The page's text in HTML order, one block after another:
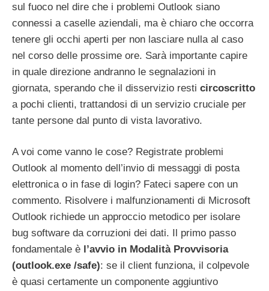
sul fuoco nel dire che i problemi Outlook siano
connessi a caselle aziendali, ma è chiaro che occorra
tenere gli occhi aperti per non lasciare nulla al caso
nel corso delle prossime ore. Sarà importante capire
in quale direzione andranno le segnalazioni in
giornata, sperando che il disservizio resti circoscritto
a pochi clienti, trattandosi di un servizio cruciale per
tante persone dal punto di vista lavorativo.
A voi come vanno le cose? Registrate problemi
Outlook al momento dell’invio di messaggi di posta
elettronica o in fase di login? Fateci sapere con un
commento. Risolvere i malfunzionamenti di Microsoft
Outlook richiede un approccio metodico per isolare
bug software da corruzioni dei dati. Il primo passo
fondamentale è l’avvio in Modalità Provvisoria
(outlook.exe /safe): se il client funziona, il colpevole
è quasi certamente un componente aggiuntivo